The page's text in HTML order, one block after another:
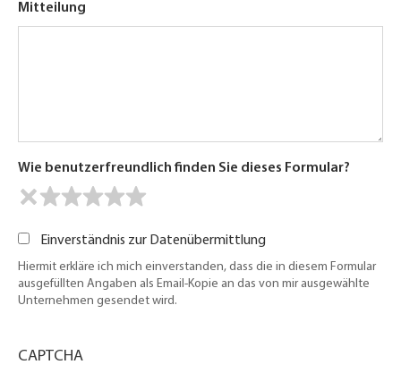
Mitteilung
Wie benutzerfreundlich finden Sie dieses Formular?
Einverständnis zur Datenübermittlung
Hiermit erkläre ich mich einverstanden, dass die in diesem Formular
ausgefüllten Angaben als Email-Kopie an das von mir ausgewählte
Unternehmen gesendet wird.
CAPTCHA